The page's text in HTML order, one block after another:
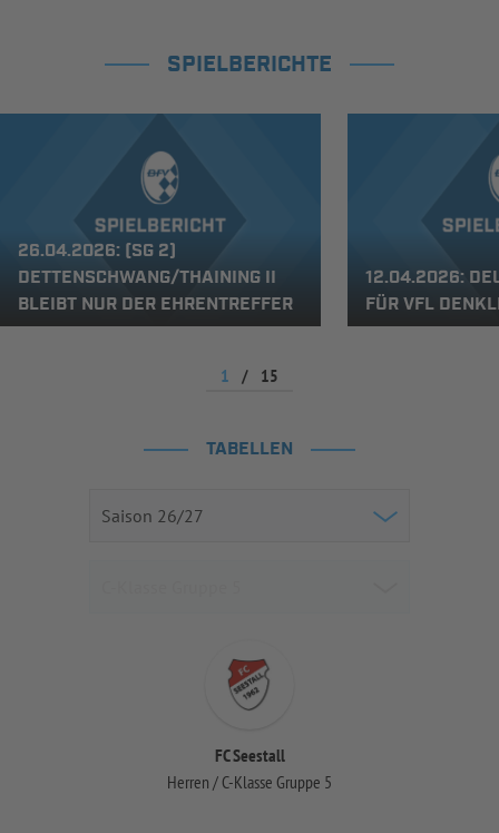
SPIELBERICHTE
26.04.2026: (SG 2)
DETTENSCHWANG/THAINING II
BLEIBT NUR DER EHRENTREFFER
12.04.2026:
FÜR VFL
1 / 15
TABELLEN
FC Seestall
Herren / C-Klasse Gruppe 5